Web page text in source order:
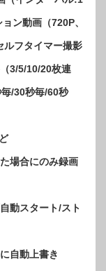
ン動画（720P、
フタイマー撮影
3/5/10/20枚連
/30秒毎/60秒
場合にのみ録画
動スタート/スト
自動上書き